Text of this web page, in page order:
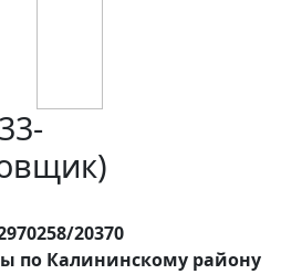
20370
по Калининскому району